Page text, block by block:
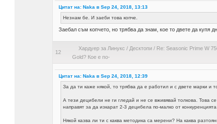
Цитат на: Naka в Sep 24, 2018, 13:13
Незнам бе. И заеби това копче.
Заебал съм копчето, но трябва да знам, кое то двете да купя
12
Хардуер за Линукс / Десктопи/ Re: Seasonic Prime W
Gold? Кое е по-
Цитат на: Naka в Sep 24, 2018, 12:39
За да ти каже някой, то трябва да е работил и с двете марки и
А тези децибели не ги гледай и не се вживявай толкова. Това
направят за да изкарат 2-3 децибела по-малко от
Някой казва ли ти с каква методика са мерени? На каква